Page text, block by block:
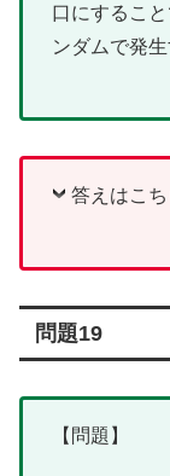
口にするこ
ンダムで発
答えはこち
問題19
【問題】